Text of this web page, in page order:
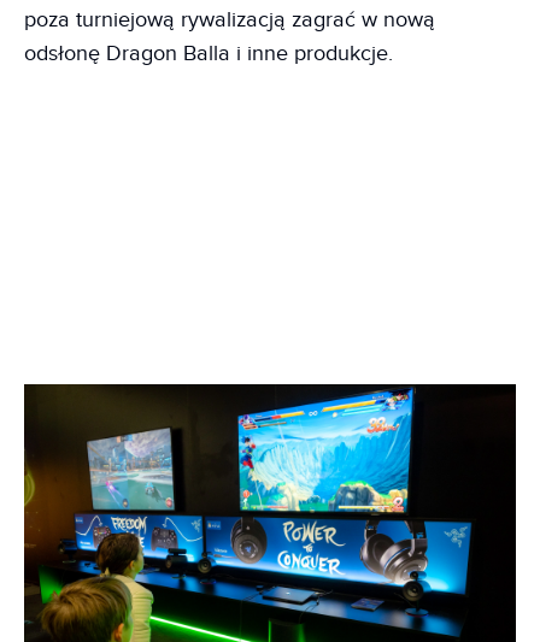
poza turniejową rywalizacją zagrać w nową
odsłonę Dragon Balla i inne produkcje.